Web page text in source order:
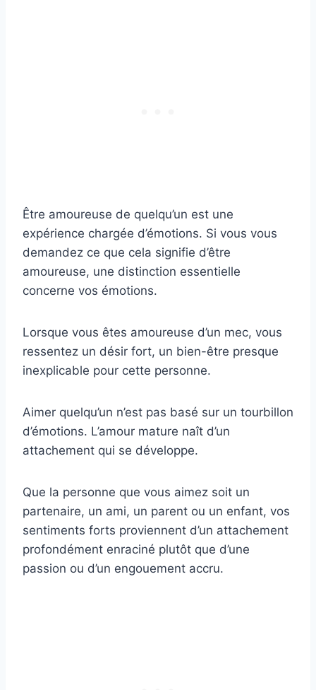
Être amoureuse de quelqu’un est une
expérience chargée d’émotions. Si vous vous
demandez ce que cela signifie d’être
amoureuse, une distinction essentielle
concerne vos émotions.
Lorsque vous êtes amoureuse d’un mec, vous
ressentez un désir fort, un bien-être presque
inexplicable pour cette personne.
Aimer quelqu’un n’est pas basé sur un tourbillon
d’émotions. L’amour mature naît d’un
attachement qui se développe.
Que la personne que vous aimez soit un
partenaire, un ami, un parent ou un enfant, vos
sentiments forts proviennent d’un attachement
profondément enraciné plutôt que d’une
passion ou d’un engouement accru.